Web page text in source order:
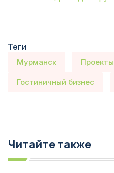
Теги
Мурманск Проекты
Гостиничный бизнес
Читайте также